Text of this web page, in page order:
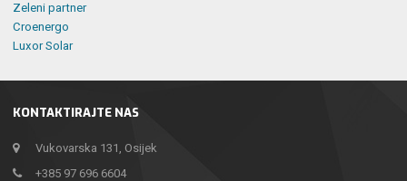
KONTAKTIRAJTE NAS
Vukovarska 131, Osijek
+385 97 696 6604
Zeleni partner
Croenergo
Luxor Solar